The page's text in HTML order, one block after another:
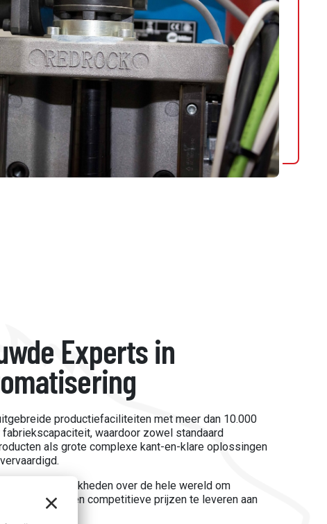
Experts in
productiefaciliteiten met meer dan 10.000
waardoor zowel standaard
als grote complexe kant-en-klare oplossingen
onze mogelijkheden over de hele wereld om
topkwaliteit tegen competitieve prijzen te leveren aan
klanten.